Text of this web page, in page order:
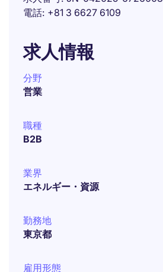
電話 +81 3 6627 6109
求人情報
分野
営業
職種
B2B
業界
エネルギー・資源
勤務地
東京都
雇用形態